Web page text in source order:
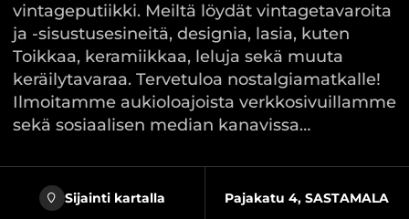
vintageputiikki. Meiltä löydät vintagetavaroita
ja -sisustusesineitä, designia, lasia, kuten
Toikkaa, keramiikkaa, leluja sekä muuta
keräilytavaraa. Tervetuloa nostalgiamatkalle!
Ilmoitamme aukioloajoista verkkosivuillamme
sekä sosiaalisen median kanavissa…
Sijainti kartalla Pajakatu 4, SASTAMALA